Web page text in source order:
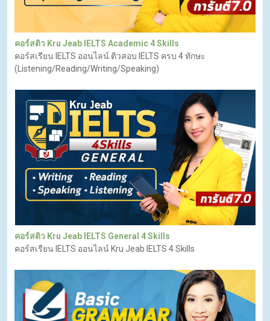
คอร์สติว Kru Jeab IELTS Academic 4 Skills
คอร์สเรียน IELTS ออนไลน์ ติวสอบ IELTS ครบ 4 ทักษะ
(Listening/Reading/Writing/Speaking)
คอร์สติว Kru Jeab IELTS General 4 Skills
คอร์สเรียน IELTS ออนไลน์ Kru Jeab IELTS 4 Skills